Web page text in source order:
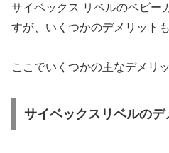
サイベックス リベルのベビー
すが、いくつかのデメリット
ここでいくつかの主なデメリ
サイベックスリベルのデ